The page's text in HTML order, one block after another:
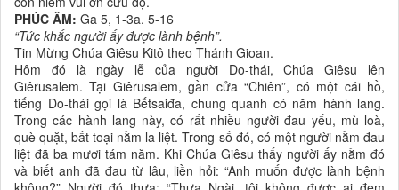
PHÚC ÂM: Ga 5, 1-3a. 5-16
“Tức khắc người ấy được lành bệnh”.
Tin Mừng Chúa Giêsu Kitô theo Thánh Gioan.
Hôm đó là ngày lễ của người Do-thái, Chúa Giêsu lên
Giêrusalem. Tại Giêrusalem, gần cửa “Chiên”, có một cái hồ,
tiếng Do-thái gọi là Bếtsaiđa, chung quanh có năm hành lang.
Trong các hành lang này, có rất nhiều người đau yếu, mù loà,
què quặt, bất toại nằm la liệt. Trong số đó, có một người nằm đau
liệt đã ba mươi tám năm. Khi Chúa Giêsu thấy người ấy nằm đó
và biết anh đã đau từ lâu, liền hỏi: “Anh muốn được lành bệnh